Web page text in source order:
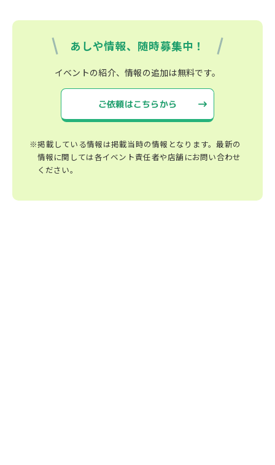
あしや情報、随時募集中！
イベントの紹介、情報の追加は無料です。
ご依頼はこちらから
※掲載している情報は掲載当時の情報となります。最新の
情報に関しては各イベント責任者や店舗にお問い合わせ
ください。